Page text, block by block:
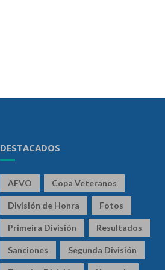
DESTACADOS
AFVO Copa Veteranos
División de Honra Fotos
Primeira División Resultados
Sanciones Segunda División